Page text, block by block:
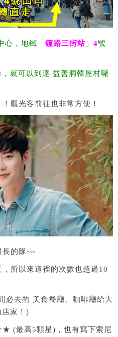
心，地鐵「 鐘路三街站 」 4號
就可以到達 益善洞韓屋村囉
觀光客前往也非常方便！
的隊~~
所以來這裡的次數也超過10
必去的 美食餐廳、咖啡廳給大
店家！)
(最高5顆星)，也有寫下索尼